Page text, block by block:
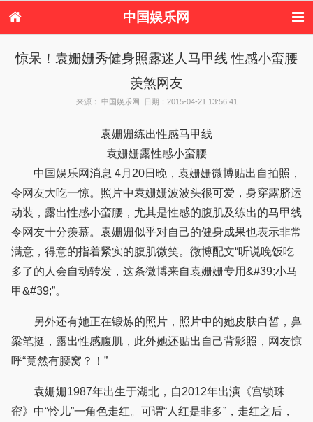
中国娱乐网
电视剧
演唱会 综艺节目
偶像活动
惊呆！袁姗姗秀健身照露迷人马甲线 性感小蛮腰
羡煞网友
来源： 中国娱乐网 日期：2015-04-21 13:56:41
袁姗姗练出性感马甲线
袁姗姗露性感小蛮腰
中国娱乐网消息 4月20日晚，袁姗姗微博贴出自拍照，
令网友大吃一惊。照片中袁姗姗波波头很可爱，身穿露脐运
动装，露出性感小蛮腰，尤其是性感的腹肌及练出的马甲线
令网友十分羡慕。袁姗姗似乎对自己的健身成果也表示非常
满意，得意的指着紧实的腹肌微笑。微博配文“听说晚饭吃
多了的人会自动转发，这条微博来自袁姗姗专用&#39;小马
甲&#39;”。
另外还有她正在锻炼的照片，照片中的她皮肤白皙，鼻
梁笔挺，露出性感腹肌，此外她还贴出自己背影照，网友惊
呼“竟然有腰窝？！”
袁姗姗1987年出生于湖北，自2012年出演《宫锁珠
帘》中“怜儿”一角色走红。可谓“人红是非多”，走红之后，